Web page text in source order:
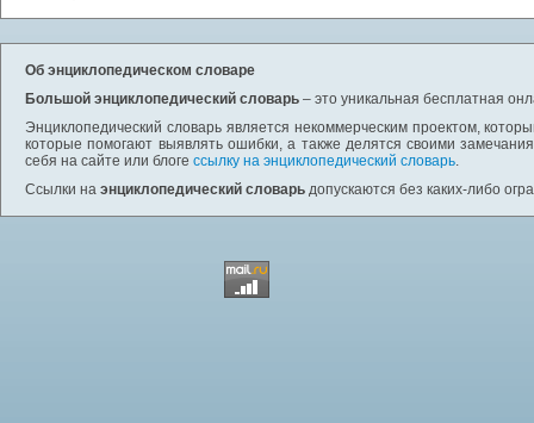
Об энциклопедическом словаре
Большой энциклопедический словарь – это уникальная бесплатная
Энциклопедический словарь является некоммерческим проектом,
которые помогают выявлять ошибки, а также делятся своими
себя на сайте или блоге ссылку на энциклопедический словарь.
Ссылки на энциклопедический словарь допускаются без каких-либо